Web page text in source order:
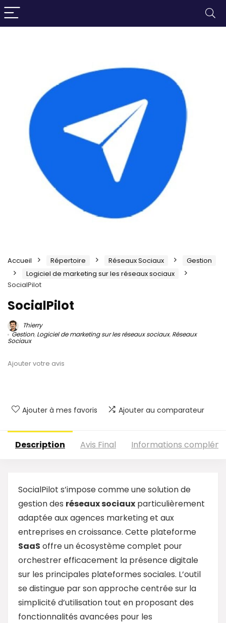
Accueil Répertoire Réseaux Sociaux
Gestion
Logiciel de marketing sur les réseaux sociaux
SocialPilot
SocialPilot
Thierry
Gestion, Logiciel de marketing sur les réseaux sociaux, Réseaux
Sociaux
Ajouter votre avis
Ajouter à mes favoris Ajouter au comparateur
Description Avis Final Informations
SocialPilot s’impose comme une solution de
gestion des réseaux sociaux particulièrement
adaptée aux agences marketing et aux
entreprises en croissance. Cette plateforme
SaaS offre un écosystème complet pour
orchestrer efficacement la présence digitale
sur les principales plateformes sociales. L’outil
se distingue par son approche centrée sur la
simplicité d’utilisation tout en proposant des
fonctionnalités avancées pour les